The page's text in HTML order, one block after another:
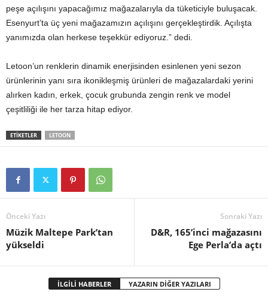
peşe açılışını yapacağımız mağazalarıyla da tüketiciyle buluşacak.
Esenyurt’ta üç yeni mağazamızın açılışını gerçekleştirdik. Açılışta
yanımızda olan herkese teşekkür ediyoruz.” dedi.
Letoon’un renklerin dinamik enerjisinden esinlenen yeni sezon
ürünlerinin yanı sıra ikonikleşmiş ürünleri de mağazalardaki yerini
alırken kadın, erkek, çocuk grubunda zengin renk ve model
çeşitliliği ile her tarza hitap ediyor.
ETİKETLER LETOON
Önceki Yazı
Müzik Maltepe Park’tan
yükseldi
Sonraki Yazı
D&R, 165’inci mağazasını
Ege Perla’da açtı
İLGİLİ HABERLER YAZARIN DİĞER YAZILARI